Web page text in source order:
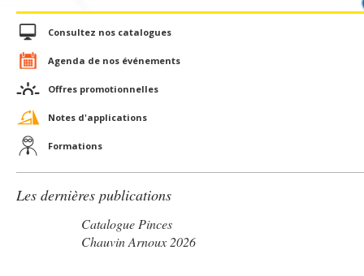
Consultez nos catalogues
Agenda de nos événements
Offres promotionnelles
Notes d'applications
Formations
Les dernières publications
Catalogue Pinces
Chauvin Arnoux 2026